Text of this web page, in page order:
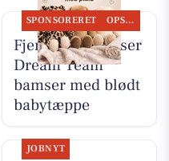
SPONSORERET OPSLAGSTAVLEN
Fjerrenseriet viser
Dream Team
bamser med blødt
babytæppe
JOBNYT